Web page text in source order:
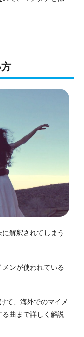
解釈されてしまう
ンが使われている
て、海外でのマイメ
曲まで詳しく解説